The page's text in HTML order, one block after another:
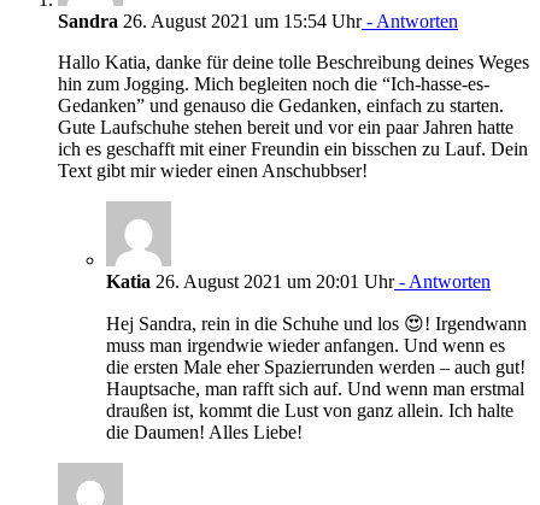
Sandra 26. August 2021 um 15:54 Uhr- Antworten
Hallo Katia, danke für deine tolle Beschreibung deines Weges
hin zum Jogging. Mich begleiten noch die “Ich-hasse-es-
Gedanken” und genauso die Gedanken, einfach zu starten.
Gute Laufschuhe stehen bereit und vor ein paar Jahren hatte
ich es geschafft mit einer Freundin ein bisschen zu Lauf. Dein
Text gibt mir wieder einen Anschubbser!
Katia 26. August 2021 um 20:01 Uhr- Antworten
Hej Sandra, rein in die Schuhe und los 😍! Irgendwann
muss man irgendwie wieder anfangen. Und wenn es
die ersten Male eher Spazierrunden werden – auch gut!
Hauptsache, man rafft sich auf. Und wenn man erstmal
draußen ist, kommt die Lust von ganz allein. Ich halte
die Daumen! Alles Liebe!